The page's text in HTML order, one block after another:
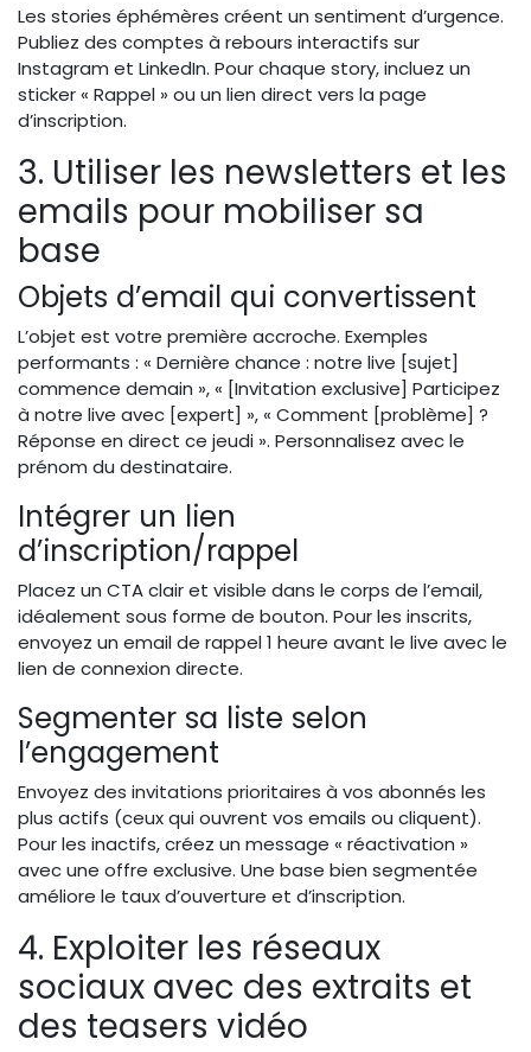
Les stories éphémères créent un sentiment d’urgence.
Publiez des comptes à rebours interactifs sur
Instagram et LinkedIn. Pour chaque story, incluez un
sticker « Rappel » ou un lien direct vers la page
d’inscription.
3. Utiliser les newsletters et les
emails pour mobiliser sa
base
Objets d’email qui convertissent
L’objet est votre première accroche. Exemples
performants : « Dernière chance : notre live [sujet]
commence demain », « [Invitation exclusive] Participez
à notre live avec [expert] », « Comment [problème] ?
Réponse en direct ce jeudi ». Personnalisez avec le
prénom du destinataire.
Intégrer un lien
d’inscription/rappel
Placez un CTA clair et visible dans le corps de l’email,
idéalement sous forme de bouton. Pour les inscrits,
envoyez un email de rappel 1 heure avant le live avec le
lien de connexion directe.
Segmenter sa liste selon
l’engagement
Envoyez des invitations prioritaires à vos abonnés les
plus actifs (ceux qui ouvrent vos emails ou cliquent).
Pour les inactifs, créez un message « réactivation »
avec une offre exclusive. Une base bien segmentée
améliore le taux d’ouverture et d’inscription.
4. Exploiter les réseaux
sociaux avec des extraits et
des teasers vidéo